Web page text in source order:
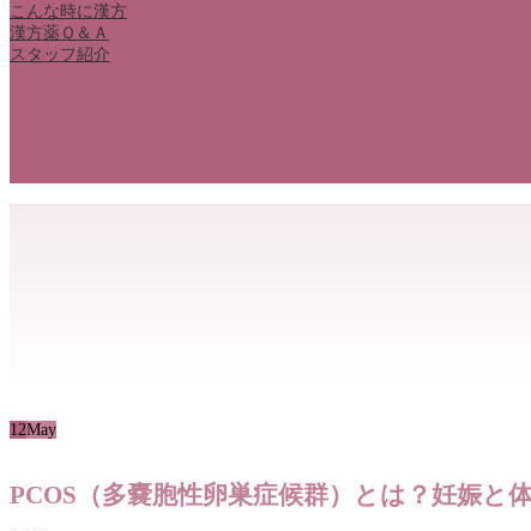
こんな時に漢方
漢方薬Ｑ＆Ａ
スタッフ紹介
12May
PCOS（多嚢胞性卵巣症候群）とは？妊娠と